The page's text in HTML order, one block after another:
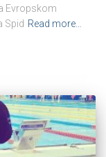
Evropskom
Spid Read more…